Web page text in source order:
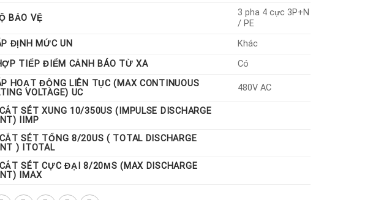
BẢO VỆ
3 pha 4 cực 3P+N
/ PE
ĐỊNH MỨC UN
Khác
TIẾP ĐIỂM CẢNH BÁO TỪ XA
Có
HOẠT ĐỘNG LIÊN TỤC (MAX CONTINUOUS
VOLTAGE) UC
480V AC
SÉT XUNG 10/350US (IMPULSE DISCHARGE
IIMP
SÉT TỔNG 8/20US ( TOTAL DISCHARGE
) ITOTAL
CẮT SÉT CỰC ĐẠI 8/20ΜS (MAX DISCHARGE
IMAX